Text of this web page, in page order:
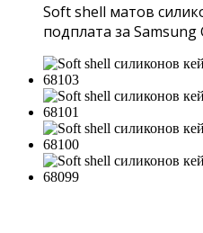
Soft shell матов
подплата за Samsung